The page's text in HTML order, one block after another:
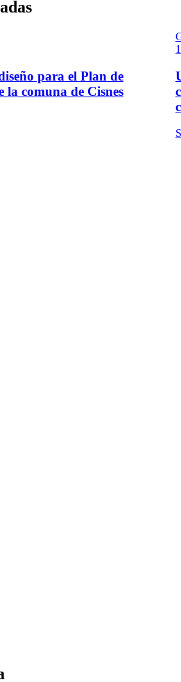
para el Plan de
la comuna de Cisnes